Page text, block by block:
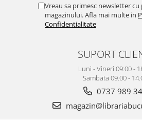
Vreau sa primesc newsletter
magazinului. Afla mai multe in
Confidentialitate
SUPORT
Luni - Vineri 09:00 -
Sambata 09.00 -
0737 989